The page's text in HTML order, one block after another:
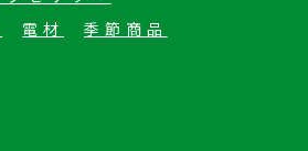
電材
季節商品